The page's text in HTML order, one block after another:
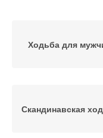
Ходьба для
Скандинавская